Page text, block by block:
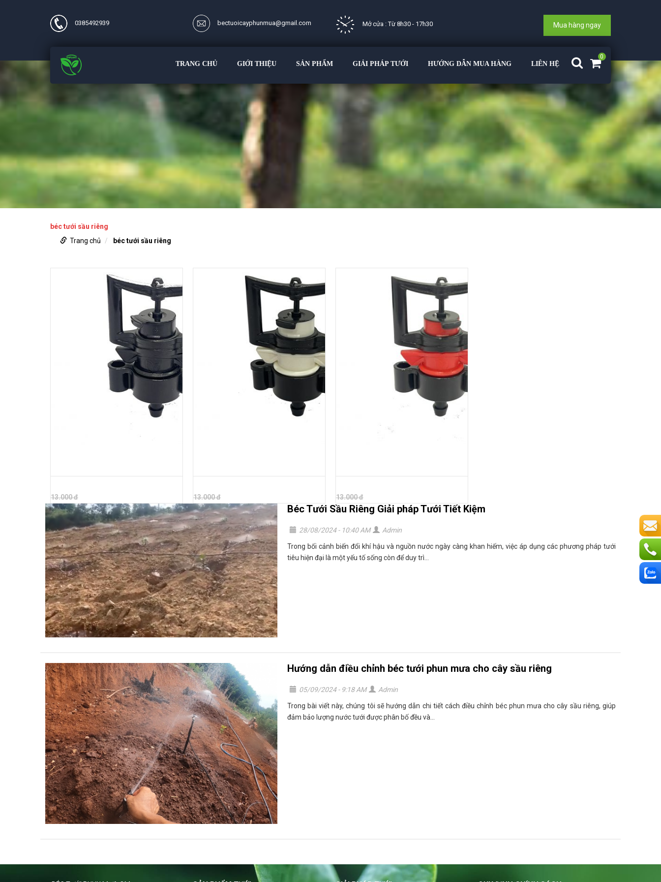
0385492939 bectuoicayphunmua@gmail.com Mở cửa : Từ 8h30 - 17h30 Mua hàng ngay
0
TRANG CHỦ GIỚI THIỆU SẢN PHẨM GIẢI PHÁP TƯỚI HƯỚNG DẪN MUA HÀNG LIÊN HỆ
béc tưới sầu riêng
Trang chủ
béc tưới sầu riêng
13.000 đ 13.000 đ 13.000 đ
Béc Tưới Sầu Riêng Giải pháp Tưới Tiết Kiệm
28/08/2024 - 10:40 AM Admin
Trong bối cảnh biến đổi khí hậu và nguồn nước ngày càng khan hiếm, việc áp dụng các phương pháp tưới
tiêu hiện đại là một yếu tố sống còn để duy trì...
Hướng dẫn điều chỉnh béc tưới phun mưa cho cây sầu riêng
05/09/2024 - 9:18 AM Admin
Trong bài viết này, chúng tôi sẽ hướng dẫn chi tiết cách điều chỉnh béc phun mưa cho cây sầu riêng, giúp
đảm bảo lượng nước tưới được phân bố đều và...
AutoAds